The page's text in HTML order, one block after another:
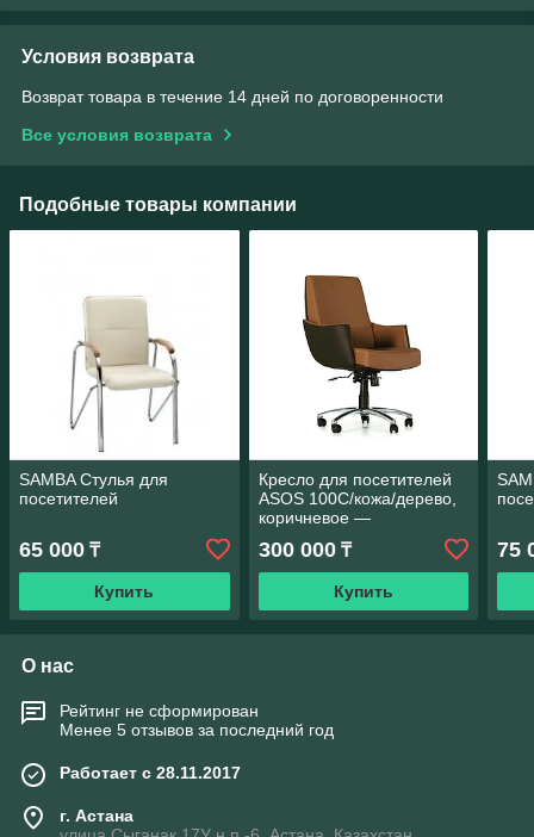
Условия возврата
Возврат товара в течение 14 дней по договоренности
Все условия возврата
Подобные товары компании
SAMBA Стулья для
посетителей
65 000 ₸
Купить
Кресло для посетителей
ASOS 100C/кожа/дерево,
коричневое —
премиальный комфорт
300 000₸
Купить
75
О нас
Рейтинг не сформирован
Менее 5 отзывов за последний год
Работает с 28.11.2017
г. Астана